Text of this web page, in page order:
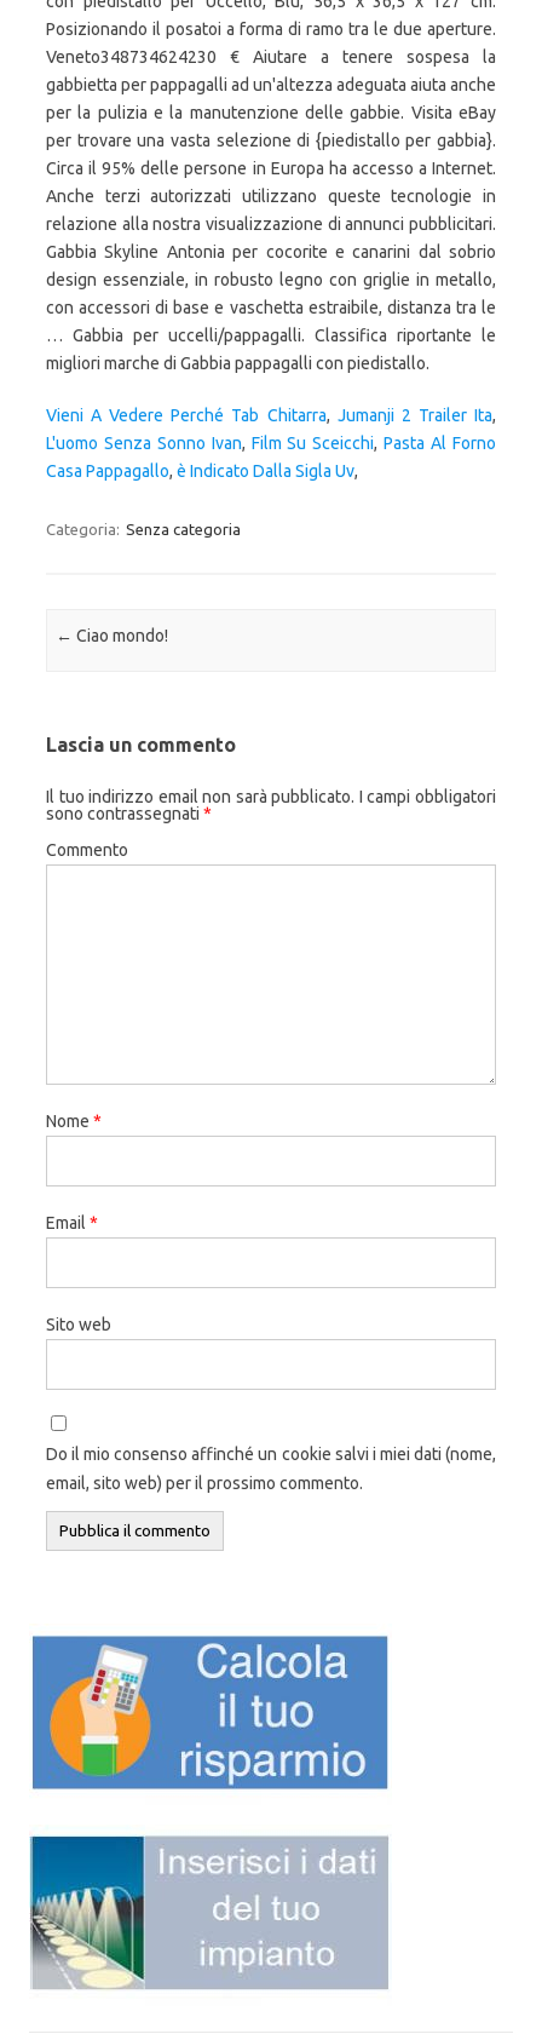
Vieni A Vedere Perché Tab Chitarra, Jumanji 2 Trailer Ita,
L'uomo Senza Sonno Ivan, Film Su Sceicchi,Pasta Al Forno
Casa Pappagallo, è Indicato Dalla Sigla Uv,
Categoria: Senza categoria
Navigazione articolo
← Ciao mondo!
Lascia un commento
Il tuo indirizzo email non sarà pubblicato. I campi obbligatori
sono contrassegnati *
Commento
Nome *
Email *
Sito web
Do il mio consenso affinché un cookie salvi i miei dati (nome,
email, sito web) per il prossimo commento.